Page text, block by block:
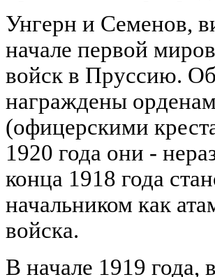
Унгерн и Семенов,
начале первой
войск в Пруссию.
награждены
(офицерскими
1920 года они -
конца 1918 года
начальником как
войска.
В начале 1919 года,